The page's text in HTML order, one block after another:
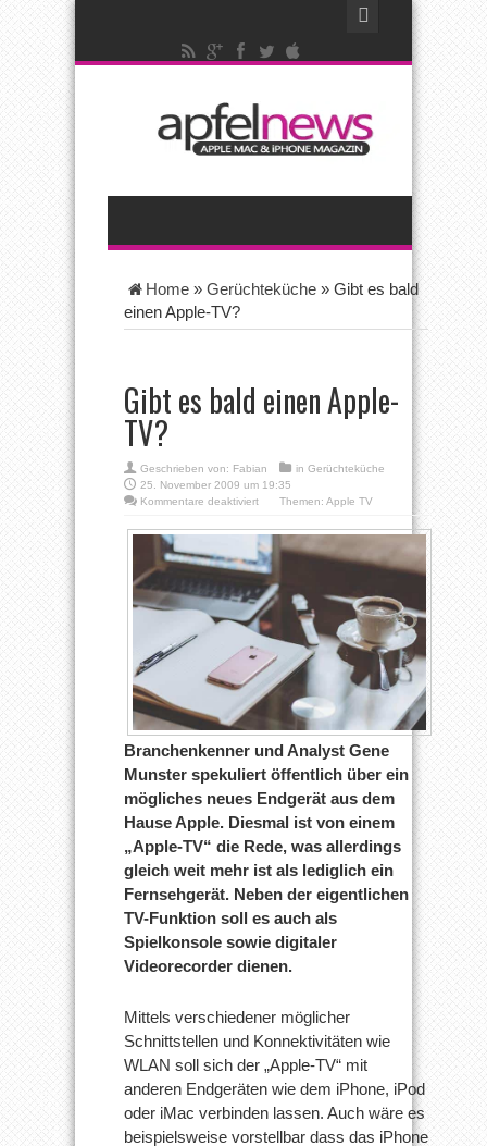
Home » Gerüchteküche » Gibt es bald
einen Apple-TV?
Gibt es bald einen Apple-
TV?
Geschrieben von: Fabian in Gerüchteküche
25. November 2009 um 19:35
Kommentare deaktiviertfür
es
bald
einen
Apple-
TV?
Themen: Apple TV
Branchenkenner und Analyst Gene
Munster spekuliert öffentlich über ein
mögliches neues Endgerät aus dem
Hause Apple. Diesmal ist von einem
„Apple-TV“ die Rede, was allerdings
gleich weit mehr ist als lediglich ein
Fernsehgerät. Neben der eigentlichen
TV-Funktion soll es auch als
Spielkonsole sowie digitaler
Videorecorder dienen.
Mittels verschiedener möglicher
Schnittstellen und Konnektivitäten wie
WLAN soll sich der „Apple-TV“ mit
anderen Endgeräten wie dem iPhone, iPod
oder iMac verbinden lassen. Auch wäre es
beispielsweise vorstellbar dass das iPhone